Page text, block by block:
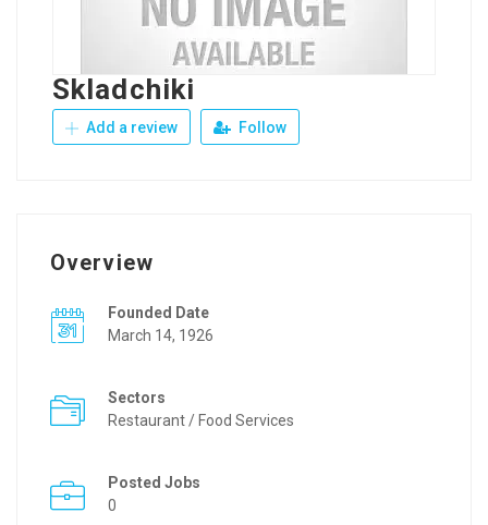
Skladchiki
Add a review Follow
Overview
Founded Date
March 14, 1926
Sectors
Restaurant / Food Services
Posted Jobs
0